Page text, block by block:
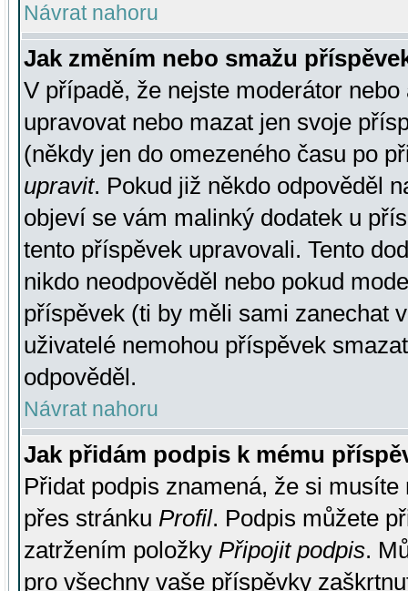
Návrat nahoru
Jak změním nebo smažu
V případě, že nejste moderátor
upravovat nebo mazat jen svoje
(někdy jen do omezeného času po
upravit. Pokud již někdo odpověděl
objeví se vám malinký dodatek u
tento příspěvek upravovali. Tento
nikdo neodpověděl nebo pokud
příspěvek (ti by měli sami zanechat
uživatelé nemohou příspěvek
odpověděl.
Návrat nahoru
Jak přidám podpis k mému
Přidat podpis znamená, že si
přes stránku Profil. Podpis můžete
zatržením položky Připojit podpis.
pro všechny vaše příspěvky